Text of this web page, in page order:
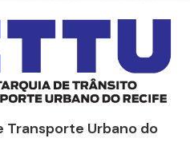
Transporte Urbano do